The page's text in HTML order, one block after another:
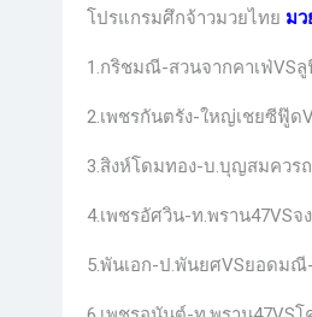
โปรแกรมศึกจ้าวมวยไทย ม
1.กริชมณี-สวนจากคาเฟ่VS
2.เพชรกันตรัง-ใหญ่เชยซีฟู๊ด
3.สิงห์โดมทอง-บ.บุญสมควร
4.เพชรอัศวิน-ท.พราน47VS
5.พันเอก-ป.พันยศVSยอดมณี